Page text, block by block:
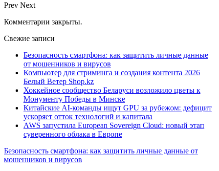
Prev Next
Комментарии закрыты.
Свежие записи
Безопасность смартфона: как защитить личные данные
от мошенников и вирусов
Компьютер для стриминга и создания контента 2026
Белый Ветер Shop.kz
Хоккейное сообщество Беларуси возложило цветы к
Монументу Победы в Минске
Китайские AI-команды ищут GPU за рубежом: дефицит
ускоряет отток технологий и капитала
AWS запустила European Sovereign Cloud: новый этап
суверенного облака в Европе
Безопасность смартфона: как защитить личные данные от
мошенников и вирусов